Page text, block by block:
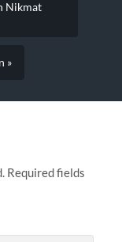
Nikmat
»
Required fields